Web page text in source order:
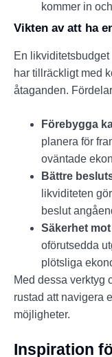
kommer in
Vikten av att ha
En
har tillräckligt med
åtaganden.
Förebygga
planera för
oväntade
Bättre
likviditeten
beslut
Säkerhet
oförutsedda
plötsliga
Med dessa verktyg
rustad att navigera
möjligheter.
Inspiration